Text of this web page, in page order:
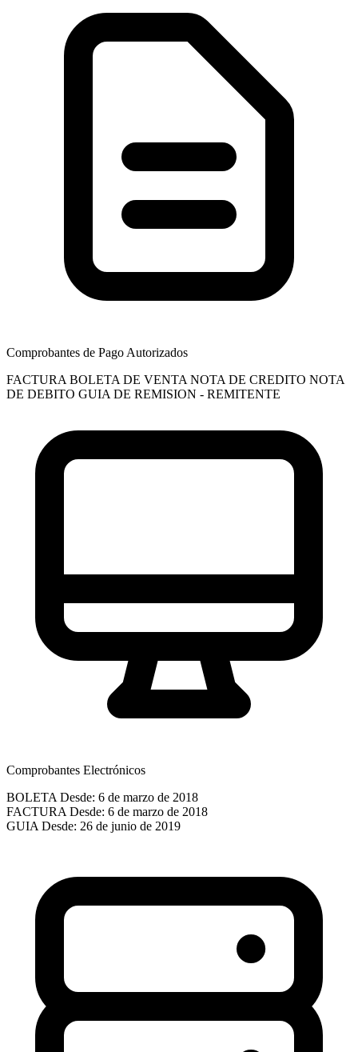
Comprobantes de Pago Autorizados
FACTURA BOLETA DE VENTA NOTA DE CREDITO NOTA
DE DEBITO GUIA DE REMISION - REMITENTE
Comprobantes Electrónicos
BOLETA Desde: 6 de marzo de 2018
FACTURA Desde: 6 de marzo de 2018
GUIA Desde: 26 de junio de 2019